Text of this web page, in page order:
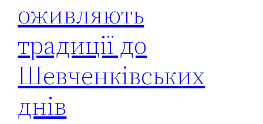
оживляють
традиції до
Шевченківських
днів